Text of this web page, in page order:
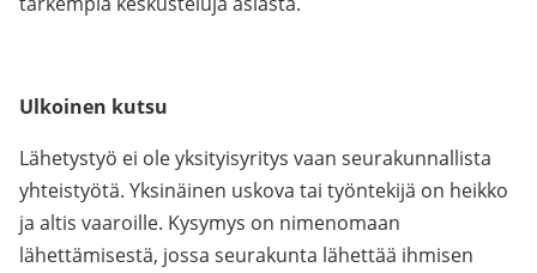
Ulkoinen kutsu
Lähetystyö ei ole yksityisyritys vaan seurakunnallista
yhteistyötä. Yksinäinen uskova tai työntekijä on heikko
ja altis vaaroille. Kysymys on nimenomaan
lähettämisestä, jossa seurakunta lähettää ihmisen